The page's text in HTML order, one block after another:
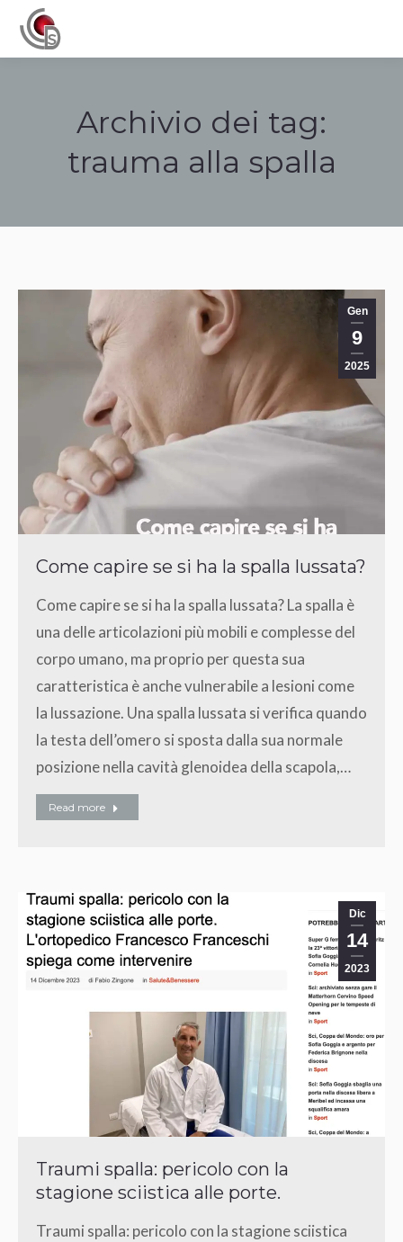
Archivio dei tag:
trauma alla spalla
Gen
9
2025
Come capire se si ha la spalla lussata?
Come capire se si ha la spalla lussata? La spalla è
una delle articolazioni più mobili e complesse del
corpo umano, ma proprio per questa sua
caratteristica è anche vulnerabile a lesioni come
la lussazione. Una spalla lussata si verifica quando
la testa dell’omero si sposta dalla sua normale
posizione nella cavità glenoidea della scapola,…
Read more
Dic
14
2023
Traumi spalla: pericolo con la
stagione sciistica alle porte.
Traumi spalla: pericolo con la stagione sciistica